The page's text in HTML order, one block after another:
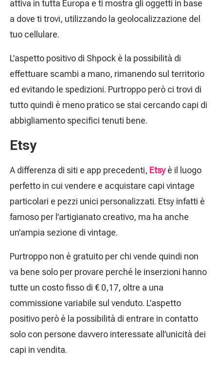
attiva in tutta Europa e ti mostra gli oggetti in base
a dove ti trovi, utilizzando la geolocalizzazione del
tuo cellulare.
L’aspetto positivo di Shpock è la possibilità di
effettuare scambi a mano, rimanendo sul territorio
ed evitando le spedizioni. Purtroppo però ci trovi di
tutto quindi è meno pratico se stai cercando capi di
abbigliamento specifici tenuti bene.
Etsy
A differenza di siti e app precedenti, Etsyè il luogo
perfetto in cui vendere e acquistare capi vintage
particolari e pezzi unici personalizzati. Etsy infatti è
famoso per l’artigianato creativo, ma ha anche
un’ampia sezione di vintage.
Purtroppo non è gratuito per chi vende quindi non
va bene solo per provare perché le inserzioni hanno
tutte un costo fisso di € 0,17, oltre a una
commissione variabile sul venduto. L’aspetto
positivo però è la possibilità di entrare in contatto
solo con persone davvero interessate all’unicità dei
capi in vendita.